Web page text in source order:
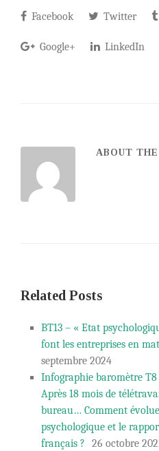
Facebook Twitter
Google+ LinkedIn
ABOUT
Related Posts
BT13 – « Etat
font les entreprises en
septembre 2024
Infographie baromètre
Après 18 mois de
bureau… Comment
psychologique et le
français ?
26 octobre